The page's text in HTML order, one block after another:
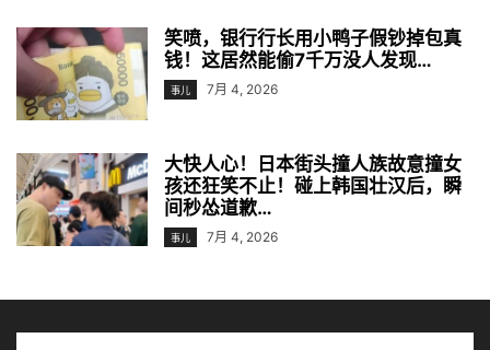
笑喷，银行行长用小鸭子假钞掉包真
钱！这居然能偷7千万没人发现…
事儿 7月 4, 2026
大快人心！日本街头撞人族故意撞女
孩还狂笑不止！碰上韩国壮汉后，瞬
间秒怂道歉…
事儿 7月 4, 2026